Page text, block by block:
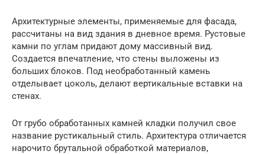
Архитектурные элементы, применяемые для фасада,
рассчитаны на вид здания в дневное время. Рустовые
камни по углам придают дому массивный вид.
Создается впечатление, что стены выложены из
больших блоков. Под необработанный камень
отделывает цоколь, делают вертикальные вставки на
стенах.
От грубо обработанных камней кладки получил свое
название рустикальный стиль. Архитектура отличается
нарочито брутальной обработкой материалов,